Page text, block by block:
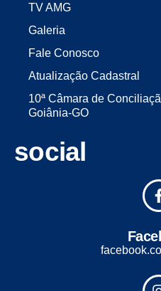
TV AMG
Galeria
Fale Conosco
Atualização Cadastral
10ª Câmara de
Goiânia-GO
social